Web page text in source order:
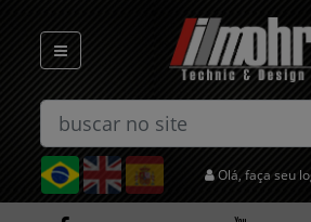
Olá, faça seu